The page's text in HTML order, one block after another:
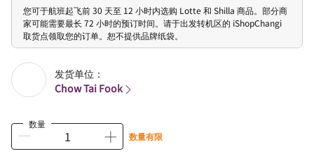
您可于航班起飞前 30 天至 12 小时内选购 Lotte 和 Shilla 商品。部分商
家可能需要最长 72 小时的预订时间。请于出发转机区的 iShopChangi
取货点领取您的订单。恕不提供品牌纸袋。
发货单位：
Chow Tai Fook
数量
数量有限